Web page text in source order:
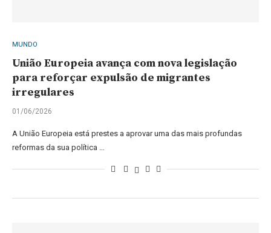
MUNDO
União Europeia avança com nova legislação
para reforçar expulsão de migrantes
irregulares
01/06/2026
A União Europeia está prestes a aprovar uma das mais profundas
reformas da sua política …